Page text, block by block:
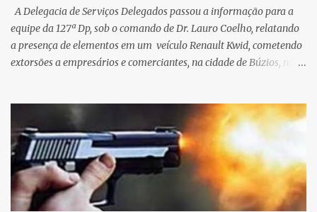
A Delegacia de Serviços Delegados passou a informação para a
equipe da 127ª Dp, sob o comando de Dr. Lauro Coelho, relatando
a presença de elementos em um veículo Renault Kwid, cometendo
extorsões a empresários e comerciantes, na cidade de Búzios, na
fugir da cidade Buziana. Um dos detidos é policial civil e este foi
baleado na perna na troca de tiros . Na ocorrência, três armas,
pistolas e uma réplica de fuzil, foram apreendidas. O homem
baleado foi identificado como Claudio Bastos, conhecido no meio
político.